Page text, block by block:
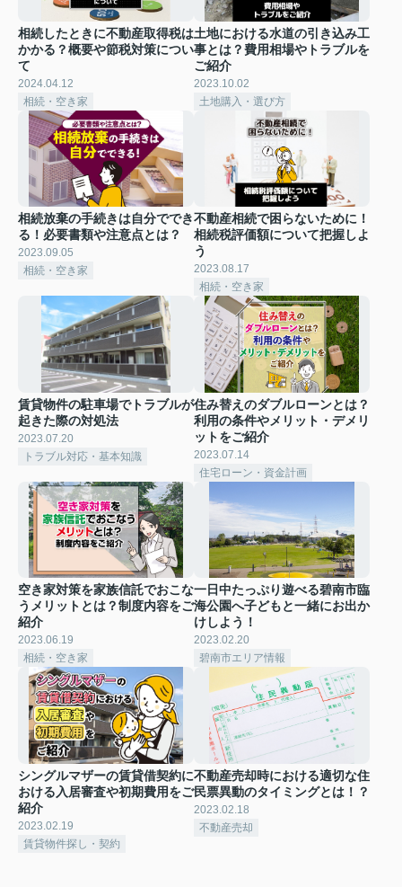
相続したときに不動産取得税は
かかる？概要や節税対策につい
て
2024.04.12
相続・空き家
土地における水道の引き込み工
事とは？費用相場やトラブルを
ご紹介
2023.10.02
土地購入・選び方
相続放棄の手続きは自分ででき
る！必要書類や注意点とは？
2023.09.05
相続・空き家
不動産相続で困らないために！
相続税評価額について把握しよ
う
2023.08.17
相続・空き家
賃貸物件の駐車場でトラブルが
起きた際の対処法
2023.07.20
トラブル対応・基本知識
住み替えのダブルローンとは？
利用の条件やメリット・デメリ
ットをご紹介
2023.07.14
住宅ローン・資金計画
空き家対策を家族信託でおこな
うメリットとは？制度内容をご
紹介
2023.06.19
相続・空き家
一日中たっぷり遊べる碧南市臨
海公園へ子どもと一緒にお出か
けしよう！
2023.02.20
碧南市エリア情報
シングルマザーの賃貸借契約に
おける入居審査や初期費用をご
紹介
2023.02.19
賃貸物件探し・契約
不動産売却時における適切な住
民票異動のタイミングとは！？
2023.02.18
不動産売却